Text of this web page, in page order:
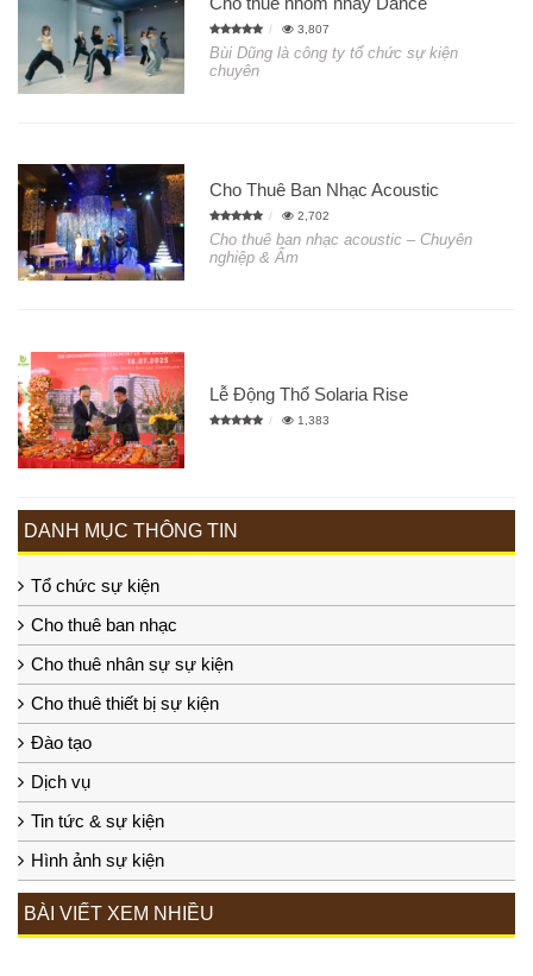
3,807
Bùi Dũng là công ty tổ chức sự kiện
chuyên
Cho Thuê Ban Nhạc Acoustic
2,702
Cho thuê ban nhạc acoustic – Chuyên
nghiệp & Ấm
Lễ Động Thổ Solaria Rise
1,383
DANH MỤC THÔNG TIN
Tổ chức sự kiện
Cho thuê ban nhạc
Cho thuê nhân sự sự kiện
Cho thuê thiết bị sự kiện
Đào tạo
Dịch vụ
Tin tức & sự kiện
Hình ảnh sự kiện
BÀI VIẾT XEM NHIỀU